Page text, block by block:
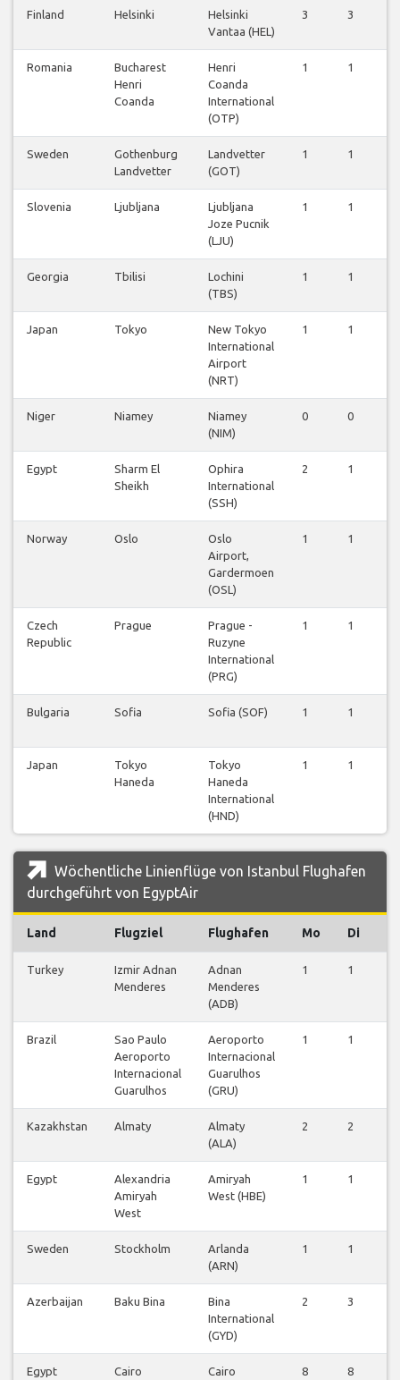
Finland Helsinki
Helsinki
Vantaa (HEL)
3 3
Romania
Bucharest
Henri
Coanda
Henri
Coanda
International
(OTP)
1 1
Sweden
Gothenburg
Landvetter
Landvetter
(GOT)
1 1
Slovenia Ljubljana
Ljubljana
Joze Pucnik
(LJU)
1 1
Georgia Tbilisi
Lochini
(TBS)
1 1
Japan Tokyo
New Tokyo
International
Airport
(NRT)
1 1
Niger Niamey
Niamey
(NIM)
0 0
Egypt
Sharm El
Sheikh
Ophira
International
(SSH)
2 1
Norway Oslo
Oslo
Airport,
Gardermoen
(OSL)
1 1
Czech
Republic
Prague
Prague -
Ruzyne
International
(PRG)
1 1
Bulgaria Sofia Sofia (SOF) 1 1
Japan
Tokyo
Haneda
Tokyo
Haneda
International
(HND)
1 1
Wöchentliche Linienflüge von Istanbul Flughafen
durchgeführt von EgyptAir
Land Flugziel Flughafen Mo Di
Turkey
Izmir Adnan
Menderes
Adnan
Menderes
(ADB)
1 1
Brazil
Sao Paulo
Aeroporto
Internacional
Guarulhos
Aeroporto
Internacional
Guarulhos
(GRU)
1 1
Kazakhstan Almaty
Almaty
(ALA)
2 2
Egypt
Alexandria
Amiryah
West
Amiryah
West (HBE)
1 1
Sweden Stockholm
Arlanda
(ARN)
1 1
Azerbaijan Baku Bina
Bina
International
(GYD)
2 3
Egypt Cairo
Cairo
8 8